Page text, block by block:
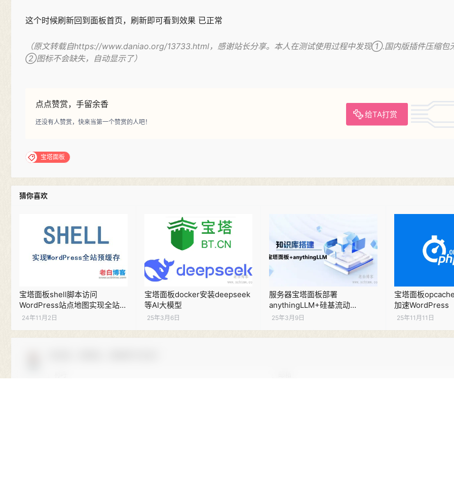
这个时候刷新回到面板首页，刷新即可看到效果 已正常
（原文转载自https://www.daniao.org/13733.html，感谢站长分享。本人在测试使用过程中发现①.国内版插件压缩包
②图标不会缺失，自动显示了）
点点赞赏，手留余香
给TA打赏
还没有人赞赏，快来当第一个赞赏的人吧！
宝塔面板
猜你喜欢
宝塔面板shell脚本访问
WordPress站点地图实现全站预
缓存
24年11月2日
宝塔面板docker安装deepseek
等AI大模型
25年3月6日
服务器宝塔面板部署
anythingLLM+硅基流动
deepseek
25年3月9日
宝塔面板
加速WordPress
25年11月11日